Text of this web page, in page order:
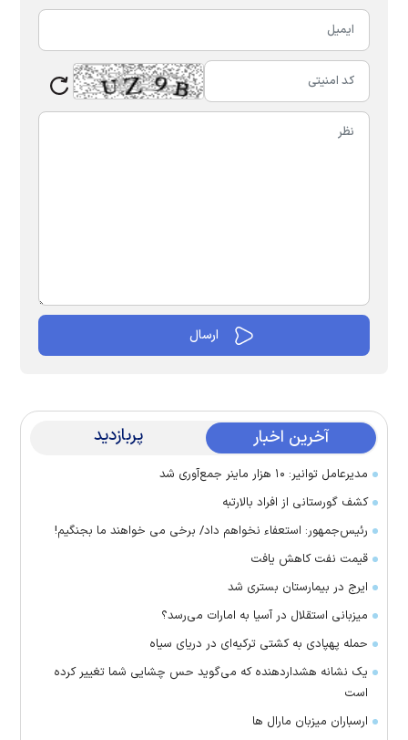
آخرین اخبار پربازدید
مدیرعامل توانیر: ۱۰ هزار ماینر جمع‌آوری شد
کشف گورستانی از افراد بالارتبه
رئیس‌جمهور: استعفاء نخواهم داد/ برخی می خواهند ما بجنگیم!
قیمت نفت کاهش یافت
ایرج در بیمارستان بستری شد
میزبانی استقلال در آسیا به امارات می‌رسد؟
حمله پهپادی به کشتی ترکیه‌ای در دریای سیاه
یک نشانه هشداردهنده که می‌گوید حس چشایی شما تغییر کرده
است
ارسباران میزبان مارال ها